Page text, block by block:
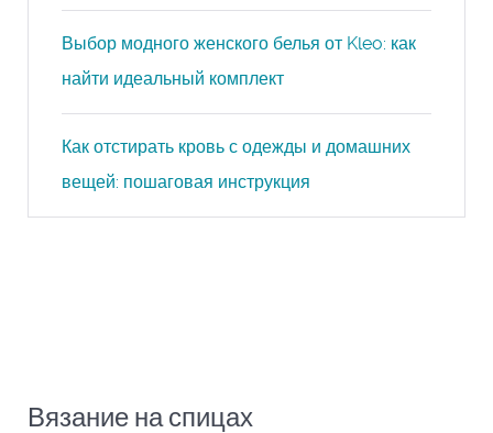
Выбор модного женского белья от Kleo: как
найти идеальный комплект
Как отстирать кровь с одежды и домашних
вещей: пошаговая инструкция
Вязание на спицах